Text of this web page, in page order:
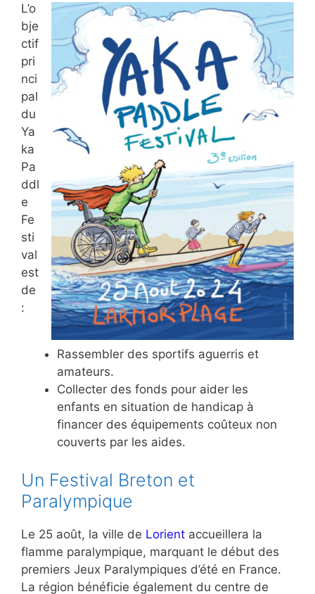
L’o
bje
ctif
pri
nci
pal
du
Ya
ka
Pa
ddl
e
Fe
sti
val
est
de
:
Rassembler des sportifs aguerris et
amateurs.
Collecter des fonds pour aider les
enfants en situation de handicap à
financer des équipements coûteux non
couverts par les aides.
Un Festival Breton et
Paralympique
Le 25 août, la ville de Lorient accueillera la
flamme paralympique, marquant le début des
premiers Jeux Paralympiques d’été en France.
La région bénéficie également du centre de